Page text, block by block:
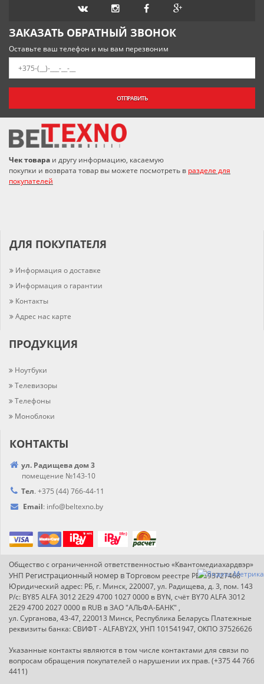
ЗАКАЗАТЬ ОБРАТНЫЙ ЗВОНОК
Оставьте ваш телефон и мы вам перезвоним
ОТПРАВИТЬ
Чек товара и другу информацию, касаемую
покупки и возврата товар вы можете посмотреть в разделе для
покупателей
ДЛЯ ПОКУПАТЕЛЯ
Информация о доставке
Информация о гарантии
Контакты
Адрес нас карте
ПРОДУКЦИЯ
Ноутбуки
Телевизоры
Телефоны
Моноблоки
КОНТАКТЫ
ул. Радищева дом 3
помещение №143-10
Тел. +375 (44) 766-44-11
Email: info@beltexno.by
Общество с ограниченной ответственностью «Квантомедиахардвэр»
УНП Регистрационный номер в Торговом реестре РБ: 193727468
Юридический адрес: РБ, г. Минск, 220007, ул. Радищева, д. 3, пом. 143
Р/с: BY85 ALFA 3012 2E29 4700 1027 0000 в BYN, счёт BY70 ALFA 3012
2E29 4700 2027 0000 в RUB в ЗАО "АЛЬФА-БАНК" ,
ул. Сурганова, 43-47, 220013 Минск, Республика Беларусь Платежные
реквизиты банка: СВИФТ - ALFABY2X, УНП 101541947, ОКПО 37526626
Указанные контакты являются в том числе контактами для связи по
вопросам обращения покупателей о нарушении их прав. (+375 44 766
4411)